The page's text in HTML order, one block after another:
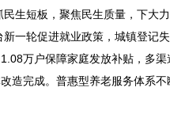
短板，聚焦民生质量，下大力
轮促进就业政策，城镇登记
万户保障家庭发放补贴，多
造完成。普惠型养老服务体系